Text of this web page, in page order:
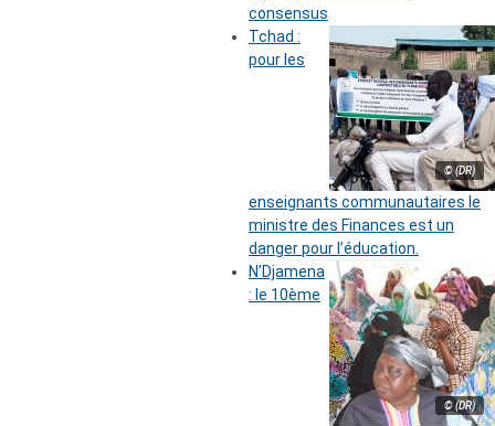
consensus
© (DR)
Tchad :
pour les
enseignants communautaires le
ministre des Finances est un
danger pour l’éducation.
© (DR)
N’Djamena
: le 10ème